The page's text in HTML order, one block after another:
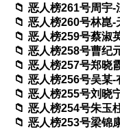
恶人榜261号周宇-
恶人榜260号林崑-
恶人榜259号蔡淑
恶人榜258号曹纪
恶人榜257号郑晓
恶人榜256号吴某-
恶人榜255号刘晓
恶人榜254号朱玉
恶人榜253号梁锦